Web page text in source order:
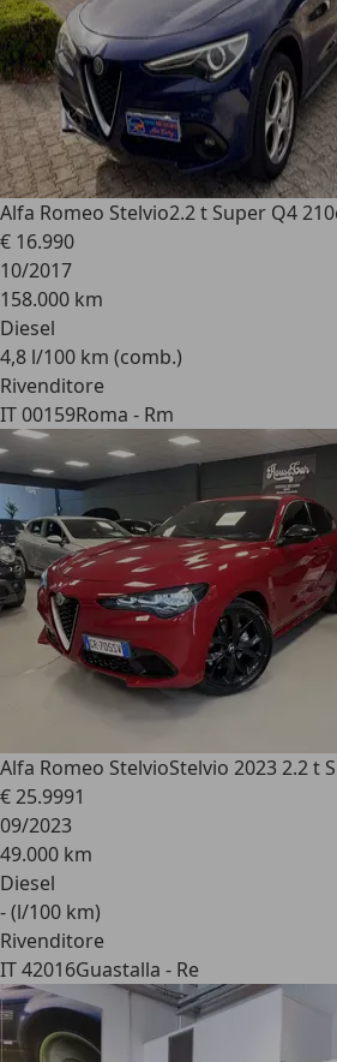
Alfa Romeo Stelvio2.2 t Super Q4
€ 16.990
10/2017
158.000 km
Diesel
4,8 l/100 km (comb.)
Rivenditore
IT 00159Roma - Rm
Alfa Romeo StelvioStelvio 2023 2.2 t
€ 25.9991
09/2023
49.000 km
Diesel
- (l/100 km)
Rivenditore
IT 42016Guastalla - Re